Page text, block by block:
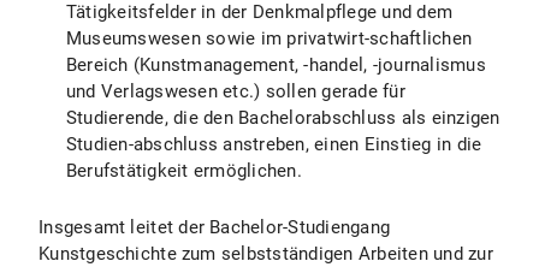
Tätigkeitsfelder in der Denkmalpflege und dem
Museumswesen sowie im privatwirt-schaftlichen
Bereich (Kunstmanagement, -handel, -journalismus
und Verlagswesen etc.) sollen gerade für
Studierende, die den Bachelorabschluss als einzigen
Studien-abschluss anstreben, einen Einstieg in die
Berufstätigkeit ermöglichen.
Insgesamt leitet der Bachelor-Studiengang
Kunstgeschichte zum selbstständigen Arbeiten und zur